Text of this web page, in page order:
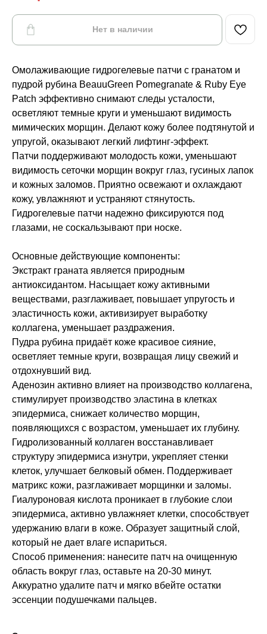
Нет в наличии
Омолаживающие гидрогелевые патчи с гранатом и
пудрой рубина BeauuGreen Pomegranate & Ruby Eye
Patch эффективно снимают следы усталости,
осветляют темные круги и уменьшают видимость
мимических морщин. Делают кожу более подтянутой и
упругой, оказывают легкий лифтинг-эффект.
Патчи поддерживают молодость кожи, уменьшают
видимость сеточки морщин вокруг глаз, гусиных лапок
и кожных заломов. Приятно освежают и охлаждают
кожу, увлажняют и устраняют стянутость.
Гидрогелевые патчи надежно фиксируются под
глазами, не соскальзывают при носке.
Основные действующие компоненты:
Экстракт граната является природным
антиоксидантом. Насыщает кожу активными
веществами, разглаживает, повышает упругость и
эластичность кожи, активизирует выработку
коллагена, уменьшает раздражения.
Пудра рубина придаёт коже красивое сияние,
осветляет темные круги, возвращая лицу свежий и
отдохнувший вид.
Аденозин активно влияет на производство коллагена,
стимулирует производство эластина в клетках
эпидермиса, снижает количество морщин,
появляющихся с возрастом, уменьшает их глубину.
Гидролизованный коллаген восстанавливает
структуру эпидермиса изнутри, укрепляет стенки
клеток, улучшает белковый обмен. Поддерживает
матрикс кожи, разглаживает морщинки и заломы.
Гиалуроновая кислота проникает в глубокие слои
эпидермиса, активно увлажняет клетки, способствует
удержанию влаги в коже. Образует защитный слой,
который не дает влаге испариться.
Способ применения: нанесите патч на очищенную
область вокруг глаз, оставьте на 20-30 минут.
Аккуратно удалите патч и мягко вбейте остатки
эссенции подушечками пальцев.